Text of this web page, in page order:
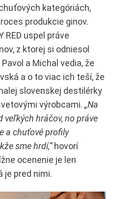
kategóriách,
produkcie ginov.
RED uspel práve
z ktorej si odniesol
a Michal vedia, že
a o to viac ich teší, že
slovenskej destilérky
výrobcami. „Na
veľkých hráčov, no práve
a chuťové profily
sme hrdí,“hovorí
ocenenie je len
je pred nimi.